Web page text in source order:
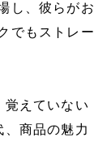
し、彼らがお
でもストレー
覚えていない
商品の魅力